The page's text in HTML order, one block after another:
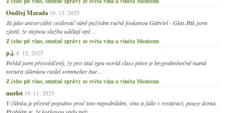
Ondřej Marada 10. 12. 2025
Já jako univerzální zesilovač vůně pužívám ručně foukanou Gabriel - Glas.Pak jsem
zjistil, že stejnou službu udělají opě…
Z čeho pít víno, smutné zprávy ze světa vína a viněta Moutonu
p.j. 4. 12. 2025
Pořád jsem přesvědčený, že pro titul typu world class pinot je bezpodmínečně nutná
tortura sklenkou riedel sommelier bur…
Z čeho pít víno, smutné zprávy ze světa vína a viněta Moutonu
merlot 10. 11. 2025
V článku je přesně popsáno proč toto nepodnikám, víno a jídlo v restaraci, pouze doma.
Problém je, že korkovou vadu nelz…